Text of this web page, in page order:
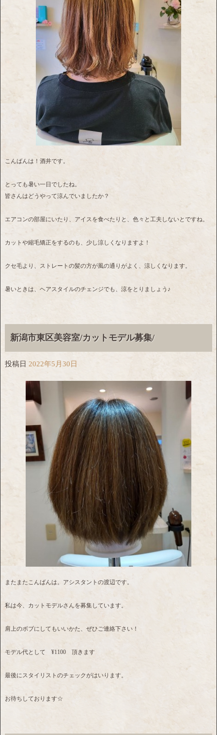
こんばんは！酒井です。
とっても暑い一日でしたね。
皆さんはどうやって涼んでいましたか？
エアコンの部屋にいたり、アイスを食べたりと、色々と工夫しないとですね。
カットや縮毛矯正をするのも、少し涼しくなりますよ！
クセ毛より、ストレートの髪の方が風の通りがよく、涼しくなります。
暑いときは、ヘアスタイルのチェンジでも、涼をとりましょう♪
新潟市東区美容室/カットモデル募集/
投稿日 2022年5月30日
またまたこんばんは。アシスタントの渡辺です。
私は今、カットモデルさんを募集しています。
肩上のボブにしてもいいかた、ぜひご連絡下さい！
モデル代として ¥1100 頂きます
最後にスタイリストのチェックがはいります。
お待ちしております☆